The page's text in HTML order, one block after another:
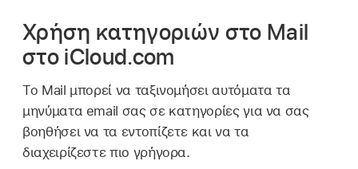
οδηγό
Χρήση κατηγοριών στο Mail
στο iCloud.com
Το Mail μπορεί να ταξινομήσει αυτόματα τα
μηνύματα email σας σε κατηγορίες για να σας
βοηθήσει να τα εντοπίζετε και να τα
διαχειρίζεστε πιο γρήγορα.